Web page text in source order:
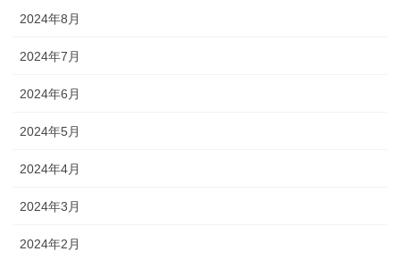
2024年8月
2024年7月
2024年6月
2024年5月
2024年4月
2024年3月
2024年2月